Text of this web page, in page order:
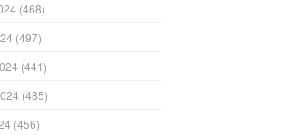
(468)
(497)
(441)
(485)
(456)